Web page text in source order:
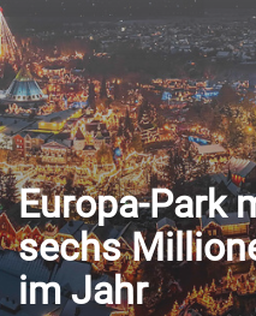
Europa-Park
sechs
im Jahr